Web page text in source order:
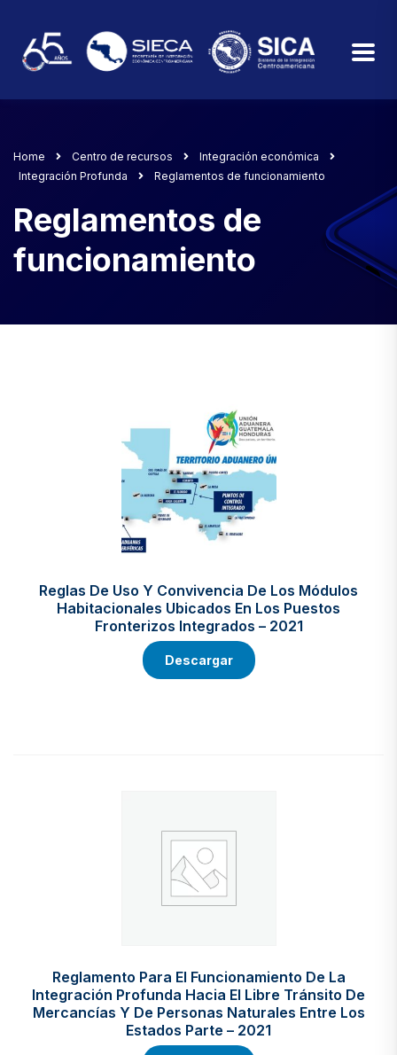
Home Centro de recursos
Integración económica
Integración Profunda
Reglamentos de funcionamiento
Reglamentos de
funcionamiento
Reglas De Uso Y Convivencia De Los Módulos
Habitacionales Ubicados En Los Puestos
Fronterizos Integrados – 2021
Descargar
Reglamento Para El Funcionamiento De La
Integración Profunda Hacia El Libre Tránsito De
Mercancías Y De Personas Naturales Entre Los
Estados Parte – 2021